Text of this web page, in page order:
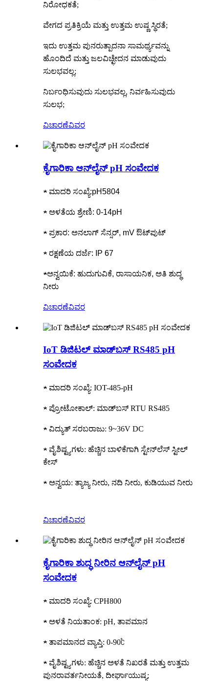
ನಿರೋಧಕತೆ;
ವೇಗದ ಪ್ರತಿಕ್ರಿಯೆ ಮತ್ತು ಉತ್ತಮ ಉಷ್ಣ ಸ್ಥಿರತೆ;
ಇದು ಉತ್ತಮ ಪುನರುತ್ಪಾದನಾ ಸಾಮರ್ಥ್ಯವನ್ನು
ಹೊಂದಿದೆ ಮತ್ತು ಜಲವಿಚ್ಛೇದನ ಮಾಡುವುದು
ಸುಲಭವಲ್ಲ;
ನಿರ್ಬಂಧಿಸುವುದು ಸುಲಭವಲ್ಲ, ನಿರ್ವಹಿಸುವುದು
ಸುಲಭ;
ವಿಚಾರಣೆವಿವರ
ಕೈಗಾರಿಕಾ ಆನ್‌ಲೈನ್ pH ಸಂವೇದಕ
★ ಮಾದರಿ ಸಂಖ್ಯೆ:pH5804
★ ಅಳತೆಯ ಶ್ರೇಣಿ: 0-14pH
★ ಪ್ರಕಾರ: ಅನಲಾಗ್ ಸೆನ್ಸರ್, mV ಔಟ್‌ಪುಟ್
★ ರಕ್ಷಣೆಯ ದರ್ಜೆ: IP 67
★ಅನ್ವಯಿಕೆ: ಹುದುಗುವಿಕೆ, ರಾಸಾಯನಿಕ, ಅತಿ ಶುದ್ಧ
ನೀರು
ವಿಚಾರಣೆವಿವರ
IoT ಡಿಜಿಟಲ್ ಮಾಡ್‌ಬಸ್ RS485 pH
ಸಂವೇದಕ
★ ಮಾದರಿ ಸಂಖ್ಯೆ: IOT-485-pH
★ ಪ್ರೋಟೋಕಾಲ್: ಮಾಡ್‌ಬಸ್ RTU RS485
★ ವಿದ್ಯುತ್ ಸರಬರಾಜು: 9~36V DC
★ ವೈಶಿಷ್ಟ್ಯಗಳು: ಹೆಚ್ಚಿನ ಬಾಳಿಕೆಗಾಗಿ ಸ್ಟೇನ್‌ಲೆಸ್ ಸ್ಟೀಲ್
ಕೇಸ್
★ ಅನ್ವಯ: ತ್ಯಾಜ್ಯ ನೀರು, ನದಿ ನೀರು, ಕುಡಿಯುವ ನೀರು
ವಿಚಾರಣೆವಿವರ
ಕೈಗಾರಿಕಾ ಶುದ್ಧ ನೀರಿನ ಆನ್‌ಲೈನ್ pH
ಸಂವೇದಕ
★ ಮಾದರಿ ಸಂಖ್ಯೆ: CPH800
★ ಅಳತೆ ನಿಯತಾಂಕ: pH, ತಾಪಮಾನ
★ ತಾಪಮಾನದ ವ್ಯಾಪ್ತಿ: 0-90℃
★ ವೈಶಿಷ್ಟ್ಯಗಳು: ಹೆಚ್ಚಿನ ಅಳತೆ ನಿಖರತೆ ಮತ್ತು ಉತ್ತಮ
ಪುನರಾವರ್ತನೀಯತೆ, ದೀರ್ಘಾಯುಷ್ಯ;